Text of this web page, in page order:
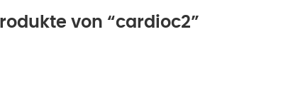
von “cardioc2”